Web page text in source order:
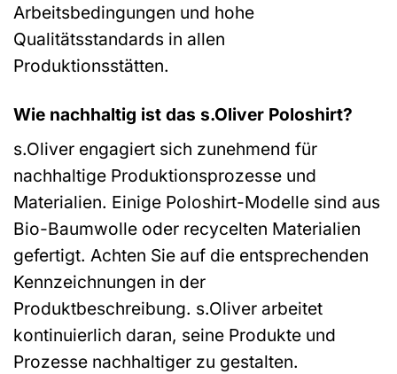
Arbeitsbedingungen und hohe
Qualitätsstandards in allen
Produktionsstätten.
Wie nachhaltig ist das s.Oliver Poloshirt?
s.Oliver engagiert sich zunehmend für
nachhaltige Produktionsprozesse und
Materialien. Einige Poloshirt-Modelle sind aus
Bio-Baumwolle oder recycelten Materialien
gefertigt. Achten Sie auf die entsprechenden
Kennzeichnungen in der
Produktbeschreibung. s.Oliver arbeitet
kontinuierlich daran, seine Produkte und
Prozesse nachhaltiger zu gestalten.